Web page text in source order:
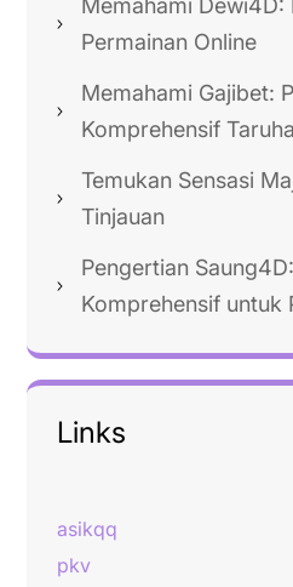
Memahami Dewi4D:
Permainan Online
Memahami Gajibet:
Komprehensif
Temukan Sensasi
Tinjauan
Pengertian
Komprehensif untuk
Links
asikqq
pkv